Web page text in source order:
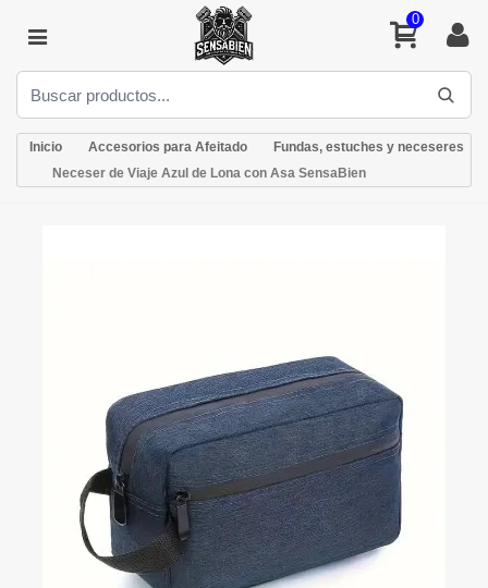
0
Inicio Accesorios para Afeitado
Fundas, estuches y neceseres
Neceser de Viaje Azul de Lona con Asa SensaBien